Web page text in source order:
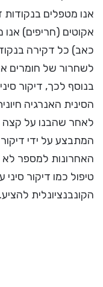
אנו מטפלים בנקודות
אקוטים (חריפים) אנו
כאב) כל דקירה
לשחרור של חומרים
בנוסף לכך, דיקור
הסינית האנרגיה
לאחר שהבנו על קצה
המתבצע על ידי
האחרונות למספר
טיפול כמו דיקור
הקונבנציונלית להציע.